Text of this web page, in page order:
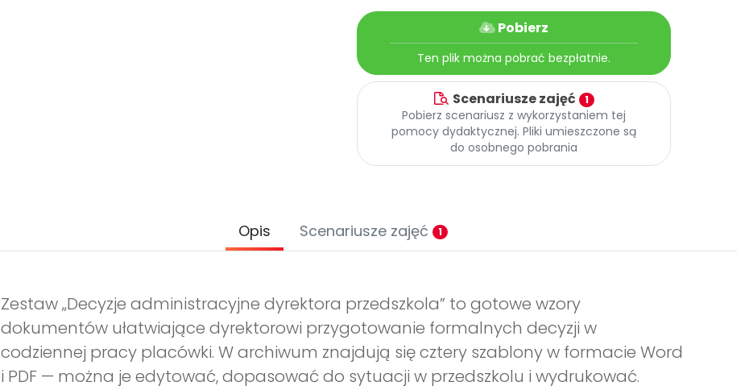
Pobierz
Ten plik można pobrać bezpłatnie.
Scenariusze zajęć 1
Pobierz scenariusz z wykorzystaniem tej
pomocy dydaktycznej. Pliki umieszczone są
do osobnego pobrania
Opis Scenariusze zajęć 1
Zestaw „Decyzje administracyjne dyrektora przedszkola” to gotowe wzory
dokumentów ułatwiające dyrektorowi przygotowanie formalnych decyzji w
codziennej pracy placówki. W archiwum znajdują się cztery szablony w formacie Word
i PDF — można je edytować, dopasować do sytuacji w przedszkolu i wydrukować.